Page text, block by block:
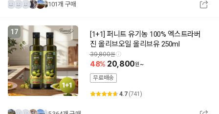
101개 구매
17
[1+1] 퍼니트 유기농 100% 엑스트라버
진 올리브오일 올리브유 250ml
39,800
48 20,800
~
무료배송
4.7 (741)